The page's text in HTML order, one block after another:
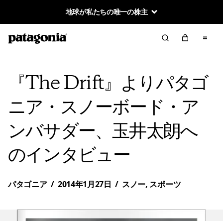
地球が私たちの唯一の株主
『The Drift』よりパタゴ
ニア・スノーボード・ア
ンバサダー、玉井太朗へ
のインタビュー
パタゴニア / 2014年1月27日 / スノー, スポーツ